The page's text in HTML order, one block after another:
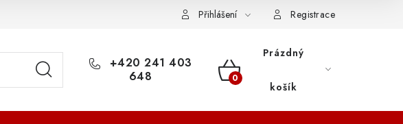
ZÁSADY ZPRACOVÁNÍ OSOBNÍCH ÚDAJŮ
Přihlášení Registrace
+420 241 403
648
NÁKUPNÍ
Prázdný
košík